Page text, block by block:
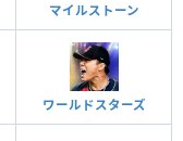
マイルストーン
ワールドスターズ